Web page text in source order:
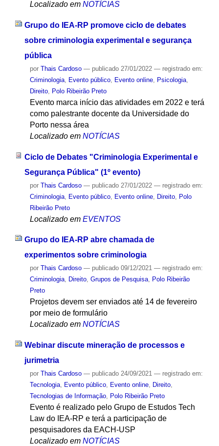
Localizado em NOTÍCIAS
Grupo do IEA-RP promove ciclo de debates
sobre criminologia experimental e segurança
pública
por Thais Cardoso — publicado27/01/2022 — registrado em:
Criminologia, Evento público, Evento online, Psicologia,
Direito, Polo Ribeirão Preto
Evento marca início das atividades em 2022 e terá
como palestrante docente da Universidade do
Porto nessa área
Localizado em NOTÍCIAS
Ciclo de Debates "Criminologia Experimental e
Segurança Pública" (1º evento)
por Thais Cardoso — publicado27/01/2022 — registrado em:
Criminologia, Evento público, Evento online, Direito, Polo
Ribeirão Preto
Localizado em EVENTOS
Grupo do IEA-RP abre chamada de
experimentos sobre criminologia
por Thais Cardoso — publicado09/12/2021 — registrado em:
Criminologia, Direito, Grupos de Pesquisa, Polo Ribeirão
Preto
Projetos devem ser enviados até 14 de fevereiro
por meio de formulário
Localizado em NOTÍCIAS
Webinar discute mineração de processos e
jurimetria
por Thais Cardoso — publicado24/09/2021 — registrado em:
Tecnologia, Evento público, Evento online, Direito,
Tecnologias de Informação, Polo Ribeirão Preto
Evento é realizado pelo Grupo de Estudos Tech
Law do IEA-RP e terá a participação de
pesquisadores da EACH-USP
Localizado em NOTÍCIAS